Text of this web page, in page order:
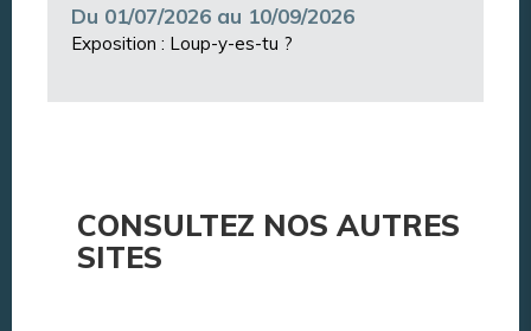
Du 01/07/2026 au 10/09/2026
Exposition : Loup-y-es-tu ?
CONSULTEZ NOS AUTRES
SITES